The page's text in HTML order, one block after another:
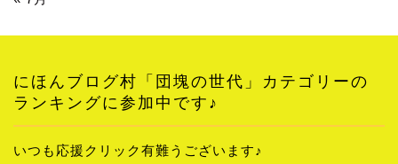
にほんブログ村「団塊の世代」カテゴリーの
ランキングに参加中です♪
いつも応援クリック有難うございます♪